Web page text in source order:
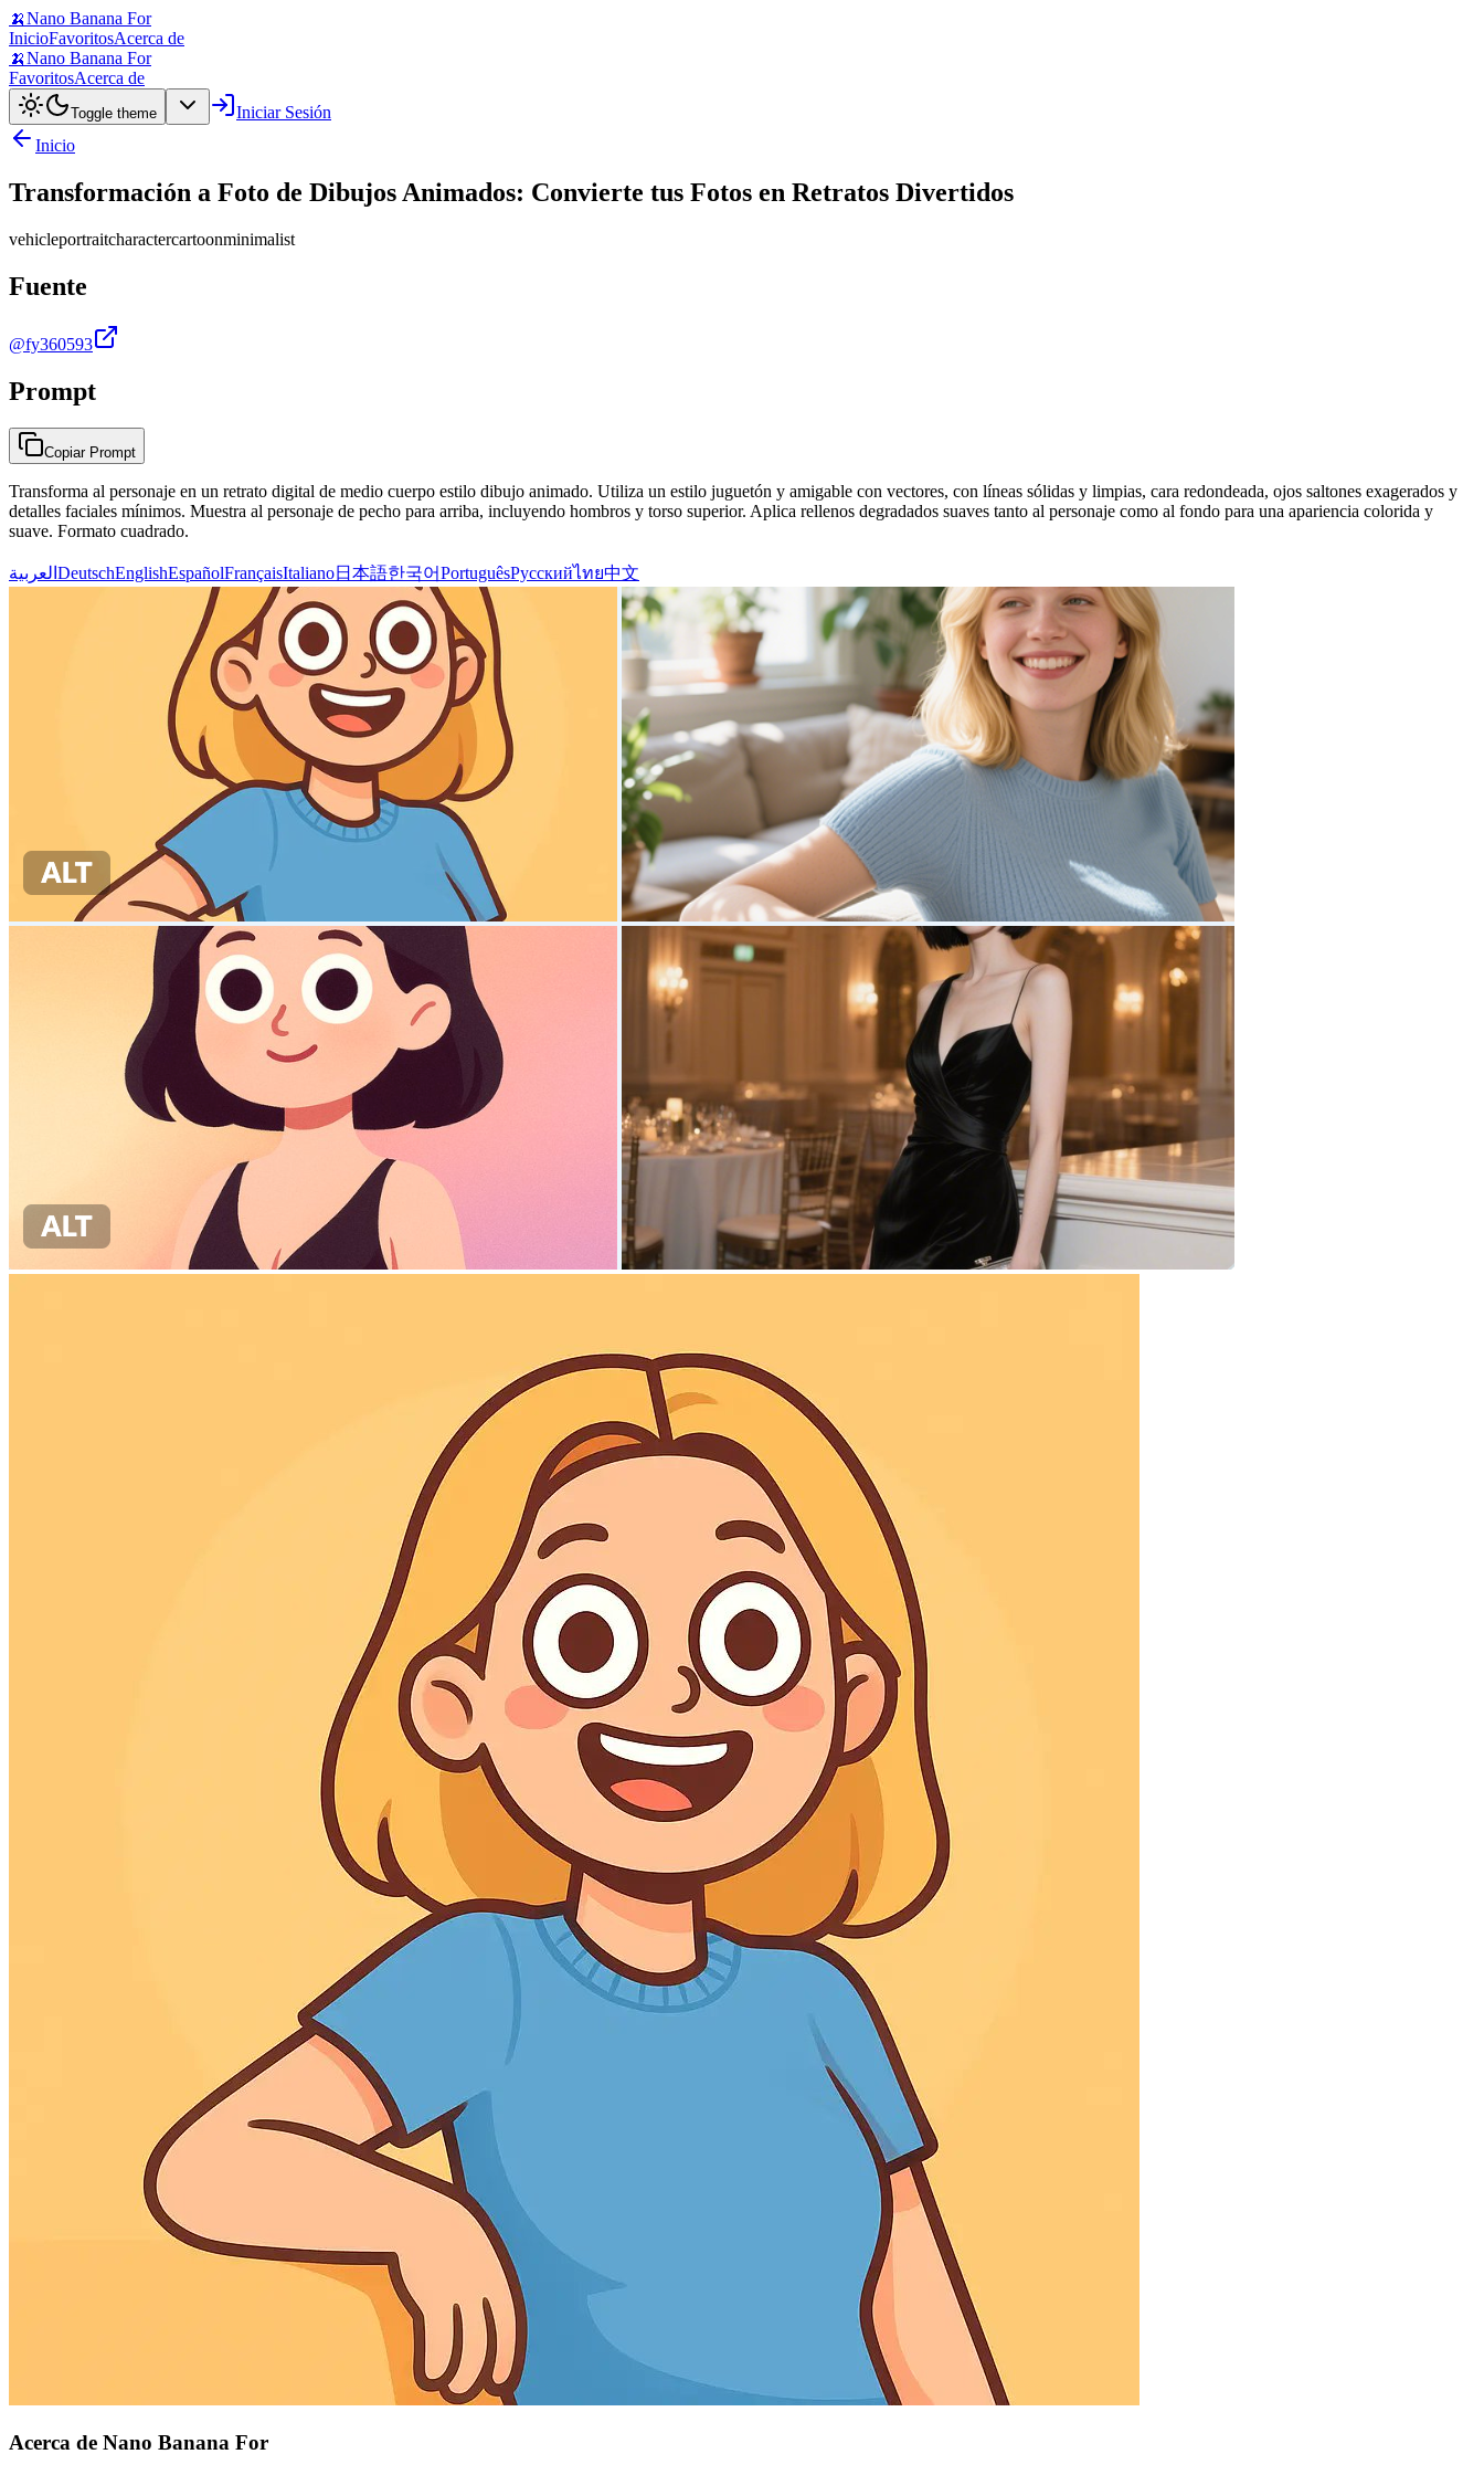
🍌Nano Banana For
InicioFavoritosAcerca de
🍌Nano Banana For
FavoritosAcerca de
Toggle theme
Iniciar Sesión
Inicio
Transformación a Foto de Dibujos Animados: Convierte tus Fotos en Retratos Divertidos
vehicleportraitcharactercartoonminimalist
Fuente
@fy360593
Prompt
Copiar Prompt
Transforma al personaje en un retrato digital de medio cuerpo estilo dibujo animado. Utiliza un estilo juguetón y amigable con vectores, con líneas sólidas y limpias, cara redondeada, ojos saltones exagerados y
detalles faciales mínimos. Muestra al personaje de pecho para arriba, incluyendo hombros y torso superior. Aplica rellenos degradados suaves tanto al personaje como al fondo para una apariencia colorida y
suave. Formato cuadrado.
العربية DeutschEnglishEspañolFrançaisItaliano日本語한국어PortuguêsРусскийไทย中文
Acerca de Nano Banana For